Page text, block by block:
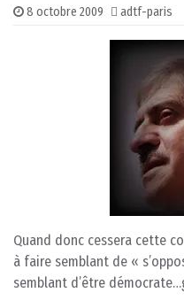
8 octobre 2009 adtf-paris
Quand donc cessera cette
à faire semblant de «
semblant d’être